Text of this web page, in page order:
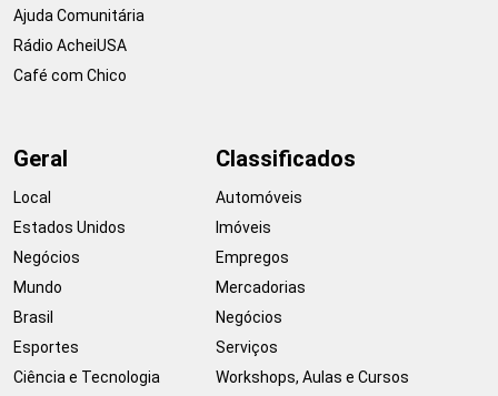
Ajuda Comunitária
Rádio AcheiUSA
Café com Chico
Geral
Local
Estados Unidos
Negócios
Mundo
Brasil
Esportes
Ciência e Tecnologia
Classificados
Automóveis
Imóveis
Empregos
Mercadorias
Negócios
Serviços
Workshops, Aulas e Cursos